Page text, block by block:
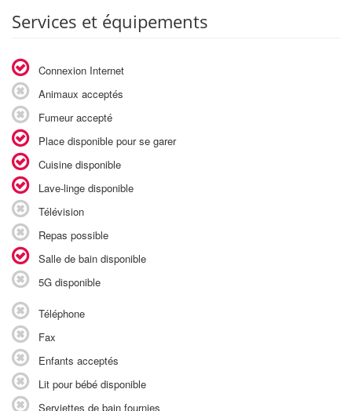
Services et équipements
Connexion Internet
Animaux acceptés
Fumeur accepté
Place disponible pour se garer
Cuisine disponible
Lave-linge disponible
Télévision
Repas possible
Salle de bain disponible
5G disponible
Téléphone
Fax
Enfants acceptés
Lit pour bébé disponible
Serviettes de bain fournies